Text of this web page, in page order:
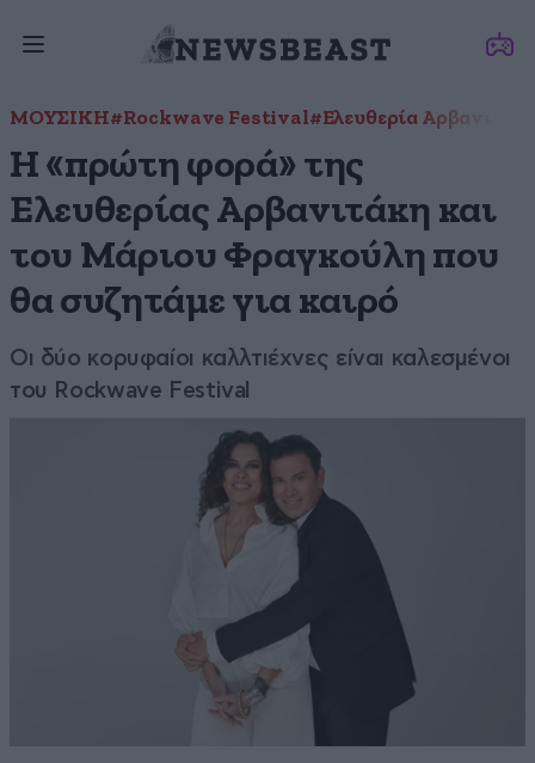
ΜΟΥΣΙΚΗ#Rockwave Festival#Ελευθερία
Η «πρώτη φορά» της
Ελευθερίας Αρβανιτάκη και
του Μάριου Φραγκούλη που
θα συζητάμε για καιρό
Οι δύο κορυφαίοι καλλτιέχνες είναι καλεσμένοι
του Rockwave Festival